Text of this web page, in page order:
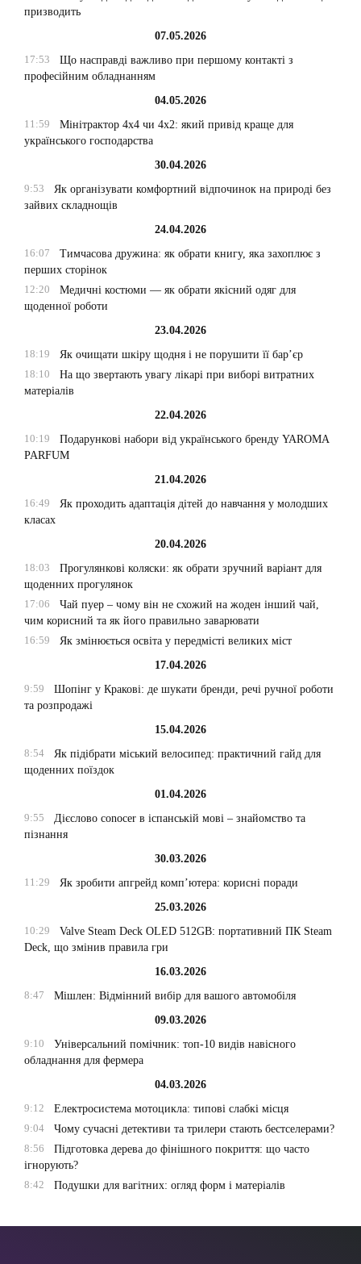
призводить
07.05.2026
17:53
Що насправді важливо при першому контакті з
професійним обладнанням
04.05.2026
11:59
Мінітрактор 4х4 чи 4х2: який привід краще для
українського господарства
30.04.2026
9:53
Як організувати комфортний відпочинок на природі без
зайвих складнощів
24.04.2026
16:07
Тимчасова дружина: як обрати книгу, яка захоплює з
перших сторінок
12:20
Медичні костюми — як обрати якісний одяг для
щоденної роботи
23.04.2026
18:19
Як очищати шкіру щодня і не порушити її бар’єр
18:10
На що звертають увагу лікарі при виборі витратних
матеріалів
22.04.2026
10:19
Подарункові набори від українського бренду YAROMA
PARFUM
21.04.2026
16:49
Як проходить адаптація дітей до навчання у молодших
класах
20.04.2026
18:03
Прогулянкові коляски: як обрати зручний варіант для
щоденних прогулянок
17:06
Чай пуер – чому він не схожий на жоден інший чай,
чим корисний та як його правильно заварювати
16:59
Як змінюється освіта у передмісті великих міст
17.04.2026
9:59
Шопінг у Кракові: де шукати бренди, речі ручної роботи
та розпродажі
15.04.2026
8:54
Як підібрати міський велосипед: практичний гайд для
щоденних поїздок
01.04.2026
9:55
Дієслово conocer в іспанській мові – знайомство та
пізнання
30.03.2026
11:29
Як зробити апгрейд комп’ютера: корисні поради
25.03.2026
10:29
Valve Steam Deck OLED 512GB: портативний ПК Steam
Deck, що змінив правила гри
16.03.2026
8:47
Мішлен: Відмінний вибір для вашого автомобіля
09.03.2026
9:10
Універсальний помічник: топ-10 видів навісного
обладнання для фермера
04.03.2026
9:12
Електросистема мотоцикла: типові слабкі місця
9:04
Чому сучасні детективи та трилери стають бестселерами?
8:56
Підготовка дерева до фінішного покриття: що часто
ігнорують?
8:42
Подушки для вагітних: огляд форм і матеріалів